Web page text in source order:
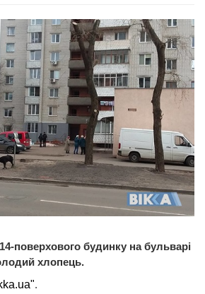
поверхового будинку на бульварі
хлопець.
.